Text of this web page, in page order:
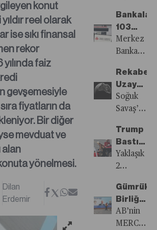
konut
reel olarak
ise sıkı finansal
rekor
faiz
gevşemesiyle
fiyatların da
Bir diğer
mevduat ve
alan
konuta yönelmesi.
Dilan
Erdemir
ezber
bozan
rotalarla
yeniden
çiziliyor.
Henüz
kalabalıklar
tarafından
bölgeler,
iddialı
ama
ölçülü
projeleri
ve yerel
kültürü
merkeze
103
Milyar
TL Kâr
Merkez
Bankası’nın
indirimleri
ve
düşüşün
TÜFE
endeksli
tahvillerde
sağladığı
bankacılık
kârlılıkların
Rekabet
Uzaya
Taşındı
Soğuk
Savaş’ın
doğan
uzay
yarışı,
bugün
yerini
kaynak
odaklı,
Trump
Bastırdı,
AB
Tuttu
Dev
Ticaret
Bloku
Yaklaşık
2
tüketici,
küresel
dörtte
Gümrük
2.0’a
AB’nin